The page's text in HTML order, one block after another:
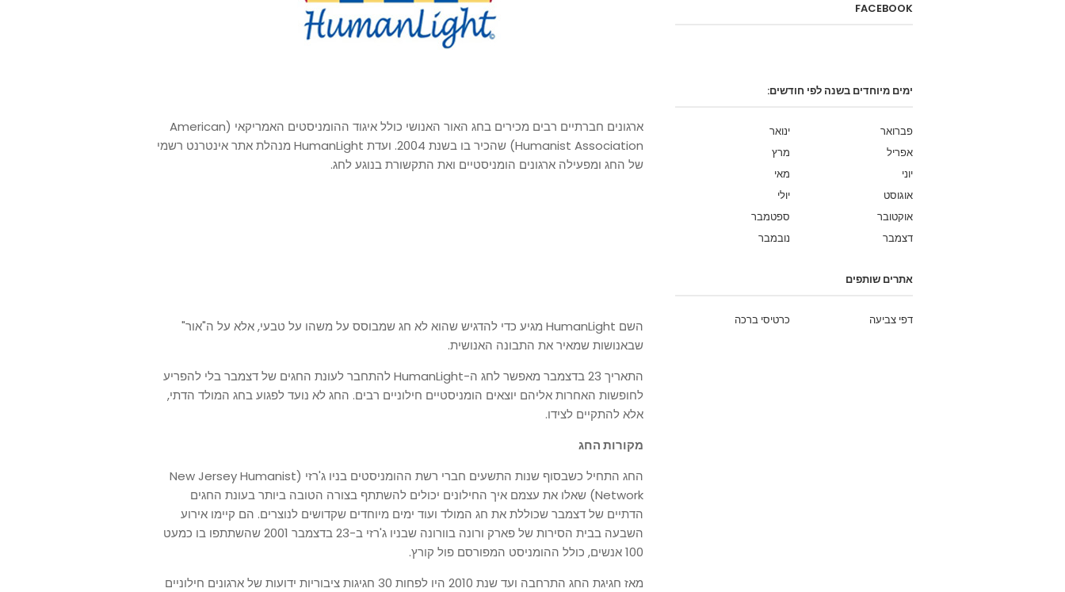
ארגונים חברתיים רבים מכירים בחג האור האנושי כולל איגוד ההומניסטים האמריקאי (American
Humanist Association) שהכיר בו בשנת 2004. ועדת HumanLight מנהלת אתר אינטרנט רשמי
של החג ומפעילה ארגונים הומניסטיים ואת התקשורת בנוגע לחג.
השם HumanLight מגיע כדי להדגיש שהוא לא חג שמבוסס על משהו על טבעי, אלא על ה"אור"
שבאנושות שמאיר את התבונה האנושית.
התאריך 23 בדצמבר מאפשר לחג ה-HumanLight להתחבר לעונת החגים של דצמבר בלי להפריע
לחופשות האחרות אליהם יוצאים הומניסטיים חילוניים רבים. החג לא נועד לפגוע בחג המולד הדתי,
אלא להתקיים לצידו.
מקורות החג
החג התחיל כשבסוף שנות התשעים חברי רשת ההומניסטים בניו ג'רזי (New Jersey Humanist
Network) שאלו את עצמם איך החילונים יכולים להשתתף בצורה הטובה ביותר בעונת החגים
הדתיים של דצמבר שכוללת את חג המולד ועוד ימים מיוחדים שקדושים לנוצרים. הם קיימו אירוע
השבעה בבית הסירות של פארק ורונה בוורונה שבניו ג'רזי ב-23 בדצמבר 2001 שהשתתפו בו כמעט
100 אנשים, כולל ההומניסט המפורסם פול קורץ.
מאז חגיגת החג התרחבה ועד שנת 2010 היו לפחות 30 חגיגות ציבוריות ידועות של ארגונים חילוניים
FACEBOOK
ימים מיוחדים בשנה לפי חודשים:
ינואר
פברואר
מרץ
אפריל
מאי
יוני
יולי
אוגוסט
ספטמבר
אוקטובר
נובמבר
דצמבר
אתרים שותפים
כרטיסי ברכה דפי צביעה